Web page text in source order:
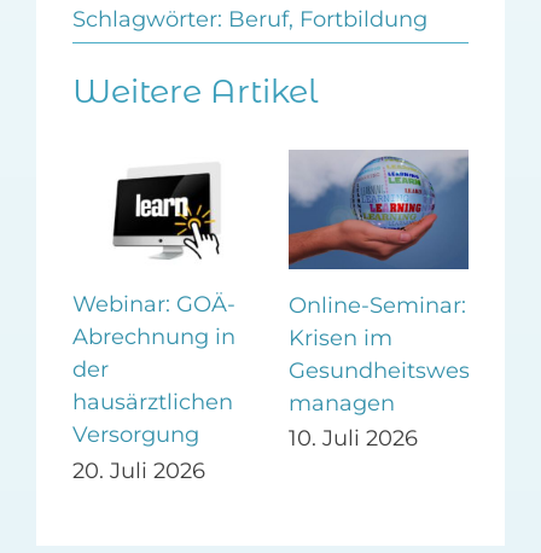
Schlagwörter: Beruf, Fortbildung
Weitere Artikel
Webinar: GOÄ-
Abrechnung in
der
hausärztlichen
Versorgung
20. Juli 2026
Online-Seminar:
Krisen im
Gesundheitswesen
managen
10. Juli 2026